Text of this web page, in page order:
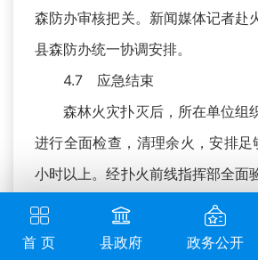
首 页 县政府 政务公开
森防办审核把关。新闻媒体记者赴
县森防办统一协调安排。
4.7 应急结束
森林火灾扑灭后，所在单位组
进行全面检查，清理余火，安排
小时以上。经扑火前线指挥部全面
彻底扑灭后，撤出看守人员，由县
动结束，恢复正常森林防火工作秩序